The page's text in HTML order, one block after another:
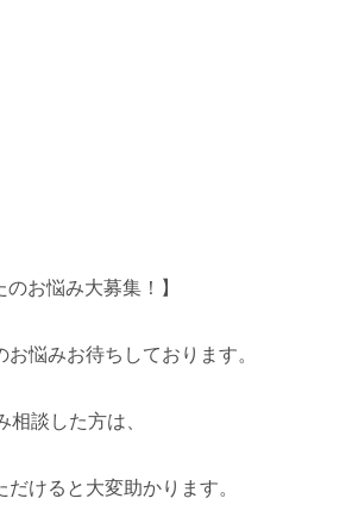
お悩み大募集！】
悩みお待ちしております。
談した方は、
けると大変助かります。